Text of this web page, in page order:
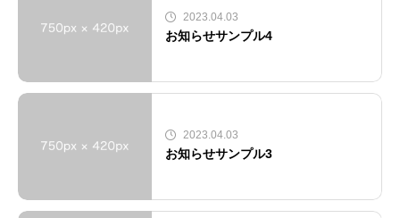
2023.04.03
お知らせサンプル4
2023.04.03
お知らせサンプル3